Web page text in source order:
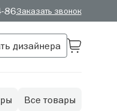
86Заказать звонок
дизайнера
Все товары